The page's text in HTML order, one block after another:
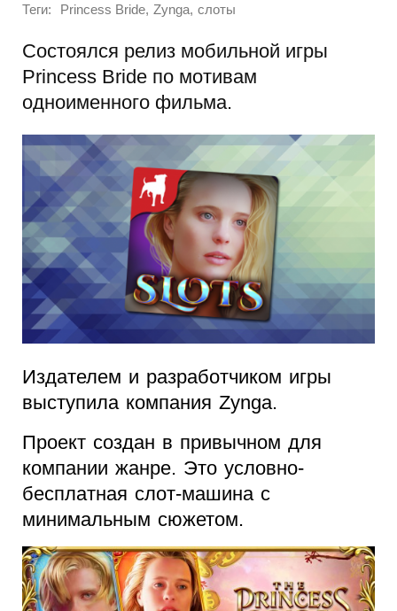
Теги: Princess Bride, Zynga, слоты
Состоялся релиз мобильной игры
Princess Bride по мотивам
одноименного фильма.
Издателем и разработчиком игры
выступила компания Zynga.
Проект создан в привычном для
компании жанре. Это условно-
бесплатная слот-машина с
минимальным сюжетом.